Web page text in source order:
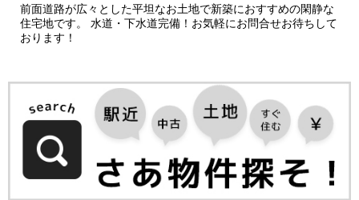
前面道路が広々とした平坦なお土地で新築におすすめの閑静な
住宅地です。 水道・下水道完備！お気軽にお問合せお待ちして
おります！